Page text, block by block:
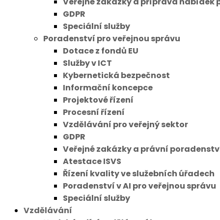
GDPR
Speciální služby
Poradenství pro veřejnou správu
Dotace z fondů EU
Služby v ICT
Kybernetická bezpečnost
Informační koncepce
Projektové řízení
Procesní řízení
Vzdělávání pro veřejný sektor
GDPR
Veřejné zakázky a právní
Atestace ISVS
Řízení kvality ve služebních úřadech
Poradenství v AI pro veřejnou správu
Speciální služby
Vzdělávání